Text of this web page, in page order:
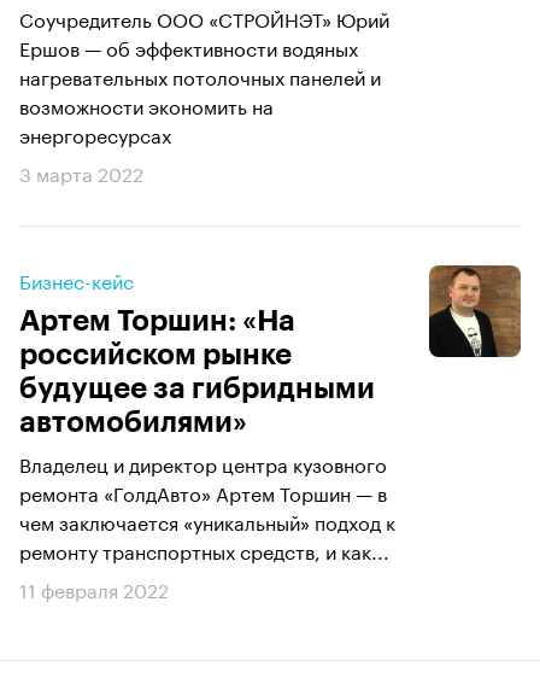
Соучредитель ООО «СТРОЙНЭТ» Юрий
Ершов — об эффективности водяных
нагревательных потолочных панелей и
возможности экономить на
энергоресурсах
3 марта 2022
Бизнес-кейс
Артем Торшин: «На
российском рынке
будущее за гибридными
автомобилями»
Владелец и директор центра кузовного
ремонта «ГолдАвто» Артем Торшин — в
чем заключается «уникальный» подход к
ремонту транспортных средств, и как...
11 февраля 2022